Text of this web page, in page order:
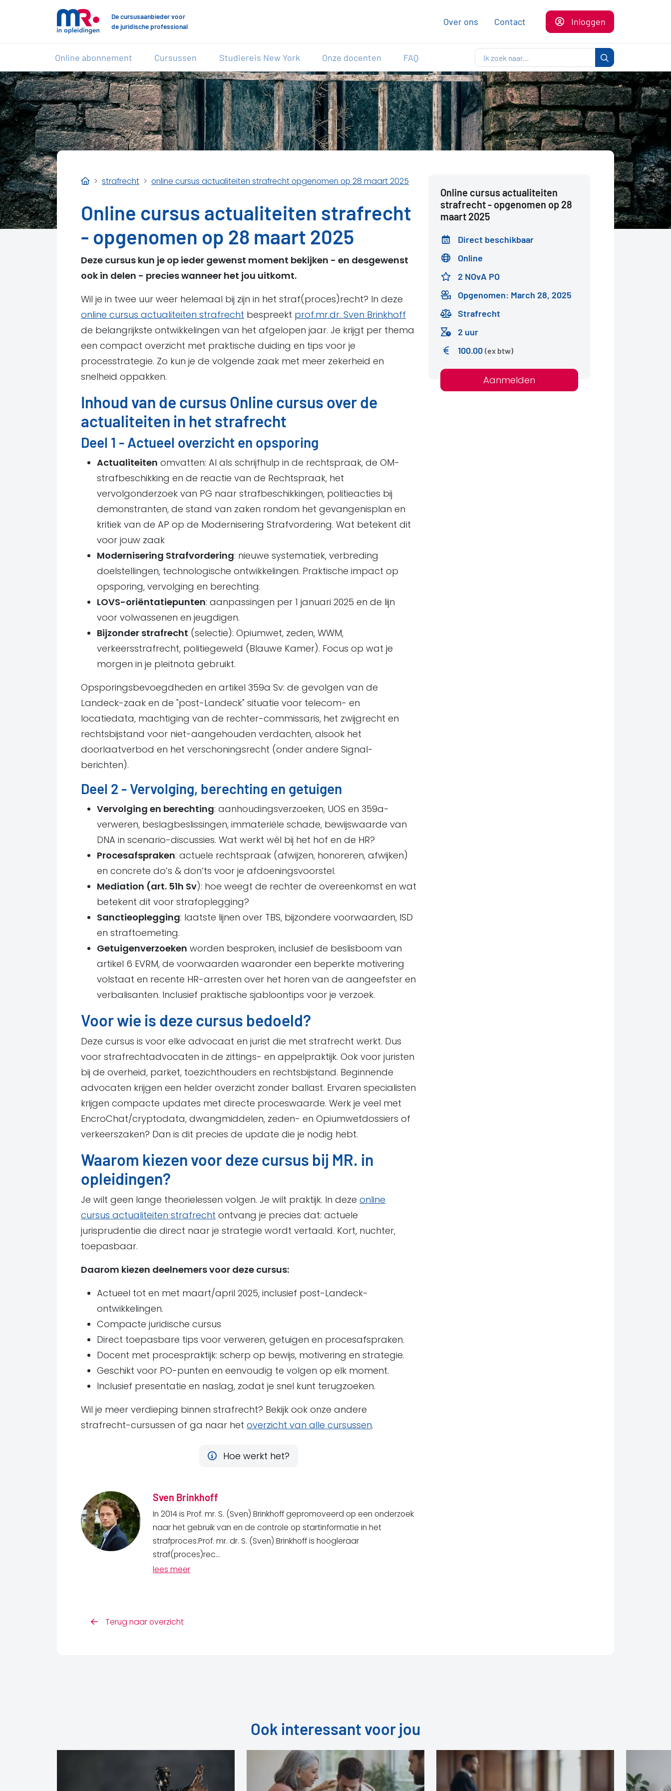
De cursusaanbieder voor
de juridische professional
Over ons Contact Inloggen
Online abonnement Cursussen Studiereis New York Onze docenten FAQ
strafrecht online cursus actualiteiten strafrecht opgenomen op 28 maart 2025
Online cursus actualiteiten strafrecht
- opgenomen op 28 maart 2025
Deze cursus kun je op ieder gewenst moment bekijken - en desgewenst
ook in delen - precies wanneer het jou uitkomt.
Wil je in twee uur weer helemaal bij zijn in het straf(proces)recht? In deze
online cursus actualiteiten strafrecht bespreekt prof.mr.dr. Sven Brinkhoff
de belangrijkste ontwikkelingen van het afgelopen jaar. Je krijgt per thema
een compact overzicht met praktische duiding en tips voor je
processtrategie. Zo kun je de volgende zaak met meer zekerheid en
snelheid oppakken.
Inhoud van de cursus Online cursus over de
actualiteiten in het strafrecht
Deel 1 - Actueel overzicht en opsporing
Actualiteiten omvatten: AI als schrijfhulp in de rechtspraak, de OM-
strafbeschikking en de reactie van de Rechtspraak, het
vervolgonderzoek van PG naar strafbeschikkingen, politieacties bij
demonstranten, de stand van zaken rondom het gevangenisplan en
kritiek van de AP op de Modernisering Strafvordering. Wat betekent dit
voor jouw zaak
Modernisering Strafvordering: nieuwe systematiek, verbreding
doelstellingen, technologische ontwikkelingen. Praktische impact op
opsporing, vervolging en berechting.
LOVS-oriëntatiepunten: aanpassingen per 1 januari 2025 en de lijn
voor volwassenen en jeugdigen.
Bijzonder strafrecht (selectie): Opiumwet, zeden, WWM,
verkeersstrafrecht, politiegeweld (Blauwe Kamer). Focus op wat je
morgen in je pleitnota gebruikt.
Opsporingsbevoegdheden en artikel 359a Sv: de gevolgen van de
Landeck-zaak en de "post-Landeck" situatie voor telecom- en
locatiedata, machtiging van de rechter-commissaris, het zwijgrecht en
rechtsbijstand voor niet-aangehouden verdachten, alsook het
doorlaatverbod en het verschoningsrecht (onder andere Signal-
berichten).
Deel 2 - Vervolging, berechting en getuigen
Vervolging en berechting: aanhoudingsverzoeken, UOS en 359a-
verweren, beslagbeslissingen, immateriële schade, bewijswaarde van
DNA in scenario-discussies. Wat werkt wél bij het hof en de HR?
Procesafspraken: actuele rechtspraak (afwijzen, honoreren, afwijken)
en concrete do’s & don’ts voor je afdoeningsvoorstel.
Mediation (art. 51h Sv): hoe weegt de rechter de overeenkomst en wat
betekent dit voor strafoplegging?
Sanctieoplegging: laatste lijnen over TBS, bijzondere voorwaarden, ISD
en straftoemeting.
Getuigenverzoeken worden besproken, inclusief de beslisboom van
artikel 6 EVRM, de voorwaarden waaronder een beperkte motivering
volstaat en recente HR-arresten over het horen van de aangeefster en
verbalisanten. Inclusief praktische sjabloontips voor je verzoek.
Voor wie is deze cursus bedoeld?
Deze cursus is voor elke advocaat en jurist die met strafrecht werkt. Dus
voor strafrechtadvocaten in de zittings- en appelpraktijk. Ook voor juristen
bij de overheid, parket, toezichthouders en rechtsbijstand. Beginnende
advocaten krijgen een helder overzicht zonder ballast. Ervaren specialisten
krijgen compacte updates met directe proceswaarde. Werk je veel met
EncroChat/cryptodata, dwangmiddelen, zeden- en Opiumwetdossiers of
verkeerszaken? Dan is dit precies de update die je nodig hebt.
Waarom kiezen voor deze cursus bij MR. in
opleidingen?
Je wilt geen lange theorielessen volgen. Je wilt praktijk. In deze online
cursus actualiteiten strafrecht ontvang je precies dat: actuele
jurisprudentie die direct naar je strategie wordt vertaald. Kort, nuchter,
toepasbaar.
Daarom kiezen deelnemers voor deze cursus:
Actueel tot en met maart/april 2025, inclusief post-Landeck-
ontwikkelingen.
Compacte juridische cursus
Direct toepasbare tips voor verweren, getuigen en procesafspraken.
Docent met procespraktijk: scherp op bewijs, motivering en strategie.
Geschikt voor PO-punten en eenvoudig te volgen op elk moment.
Inclusief presentatie en naslag, zodat je snel kunt terugzoeken.
Wil je meer verdieping binnen strafrecht? Bekijk ook onze andere
strafrecht-cursussen of ga naar het overzicht van alle cursussen.
Hoe werkt het?
Sven Brinkhoff
In 2014 is Prof. mr. S. (Sven) Brinkhoff gepromoveerd op een onderzoek
naar het gebruik van en de controle op startinformatie in het
strafproces.Prof. mr. dr. S. (Sven) Brinkhoff is hoogleraar
straf(proces)rec...
lees meer
Online cursus actualiteiten
strafrecht - opgenomen op 28
maart 2025
Direct beschikbaar
Online
2 NOvA PO
Opgenomen: March 28, 2025
Strafrecht
2 uur
100.00 (ex btw)
Aanmelden
Terug naar overzicht
Ook interessant voor jou